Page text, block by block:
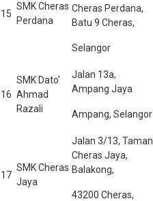
15
SMK Cheras
Perdana
Cheras Perdana,
Batu 9 Cheras,
Selangor
16
SMK Dato'
Ahmad
Razali
Jalan 13a,
Ampang Jaya
Ampang, Selangor
17
SMK Cheras
Jaya
Jalan 3/13, Taman
Cheras Jaya,
Balakong,
43200 Cheras,